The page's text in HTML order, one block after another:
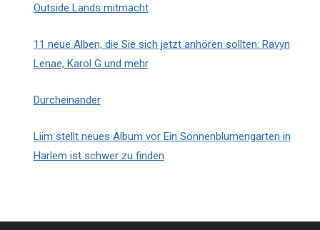
Outside Lands mitmacht
11 neue Alben, die Sie sich jetzt anhören sollten: Ravyn
Lenae, Karol G und mehr
Durcheinander
Liim stellt neues Album vor Ein Sonnenblumengarten in
Harlem ist schwer zu finden